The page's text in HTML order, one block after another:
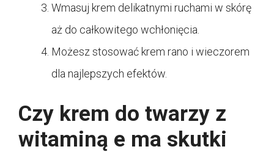
Wmasuj krem delikatnymi ruchami w skórę
aż do całkowitego wchłonięcia.
Możesz stosować krem rano i wieczorem
dla najlepszych efektów.
Czy krem do twarzy z
witaminą e ma skutki